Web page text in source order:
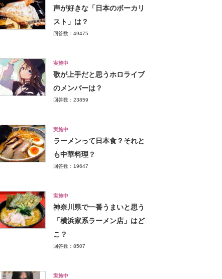
声が好きな「日本のボーカリ
スト」は？
回答数：49475
実施中
歌が上手だと思うホロライブ
のメンバーは？
回答数：23859
実施中
ラーメンって日本食？それと
も中華料理？
回答数：19647
実施中
神奈川県で一番うまいと思う
「横浜家系ラーメン店」はど
こ？
回答数：8507
実施中